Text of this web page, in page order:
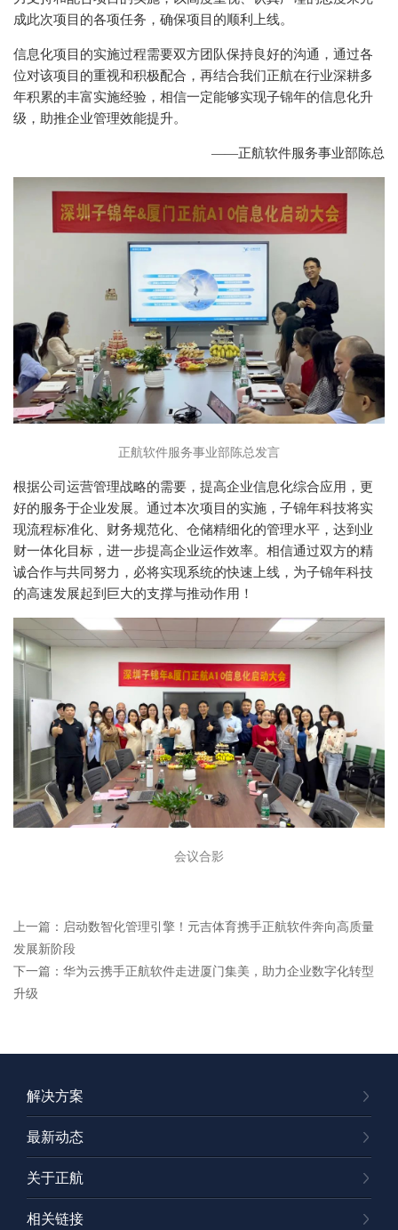
成此次项目的各项任务，确保项目的顺利上线。
信息化项目的实施过程需要双方团队保持良好的沟通，通过各
位对该项目的重视和积极配合，再结合我们正航在行业深耕多
年积累的丰富实施经验，相信一定能够实现子锦年的信息化升
级，助推企业管理效能提升。
——正航软件服务事业部陈总
正航软件服务事业部陈总发言
根据公司运营管理战略的需要，提高企业信息化综合应用，更
好的服务于企业发展。通过本次项目的实施，子锦年科技将实
现流程标准化、财务规范化、仓储精细化的管理水平，达到业
财一体化目标，进一步提高企业运作效率。相信通过双方的精
诚合作与共同努力，必将实现系统的快速上线，为子锦年科技
的高速发展起到巨大的支撑与推动作用！
会议合影
上一篇：启动数智化管理引擎！元吉体育携手正航软件奔向高质量
发展新阶段
下一篇：华为云携手正航软件走进厦门集美，助力企业数字化转型
升级
解决方案
最新动态
关于正航
相关链接